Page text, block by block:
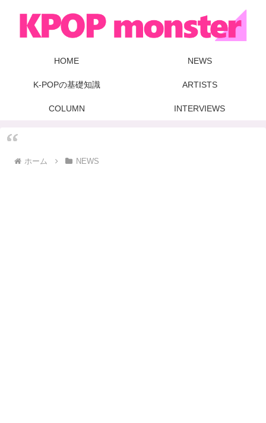
HOME NEWS
K-POPの基礎知識 ARTISTS
COLUMN INTERVIEWS
ホーム NEWS